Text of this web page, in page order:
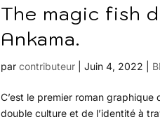
The magic fish
Ankama.
parcontributeur |Juin 4, 2022
C’est le premier roman
double culture et de l’identité à